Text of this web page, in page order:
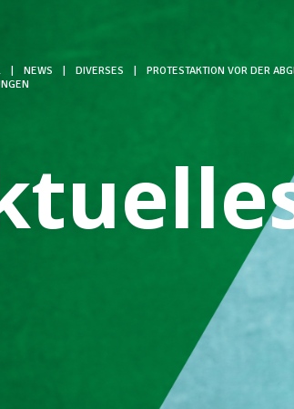
NEWS DIVERSES
PROTESTAKTION VOR DER